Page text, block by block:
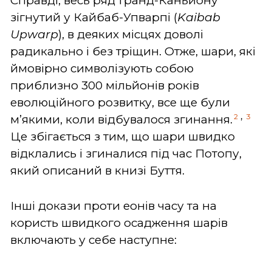
зігнутий у Кайбаб-Упварпі (Kaibab
Upwarp), в деяких місцях доволі
радикально і без тріщин. Отже, шари, які
ймовірно символізують собою
приблизно 300 мільйонів років
еволюційного розвитку, все ще були
м’якими, коли відбувалося згинання. 2 , 3
Це збігається з тим, що шари швидко
відклались і згиналися під час Потопу,
який описаний в книзі Буття.
Інші докази проти еонів часу та на
користь швидкого осадження шарів
включають у себе наступне: